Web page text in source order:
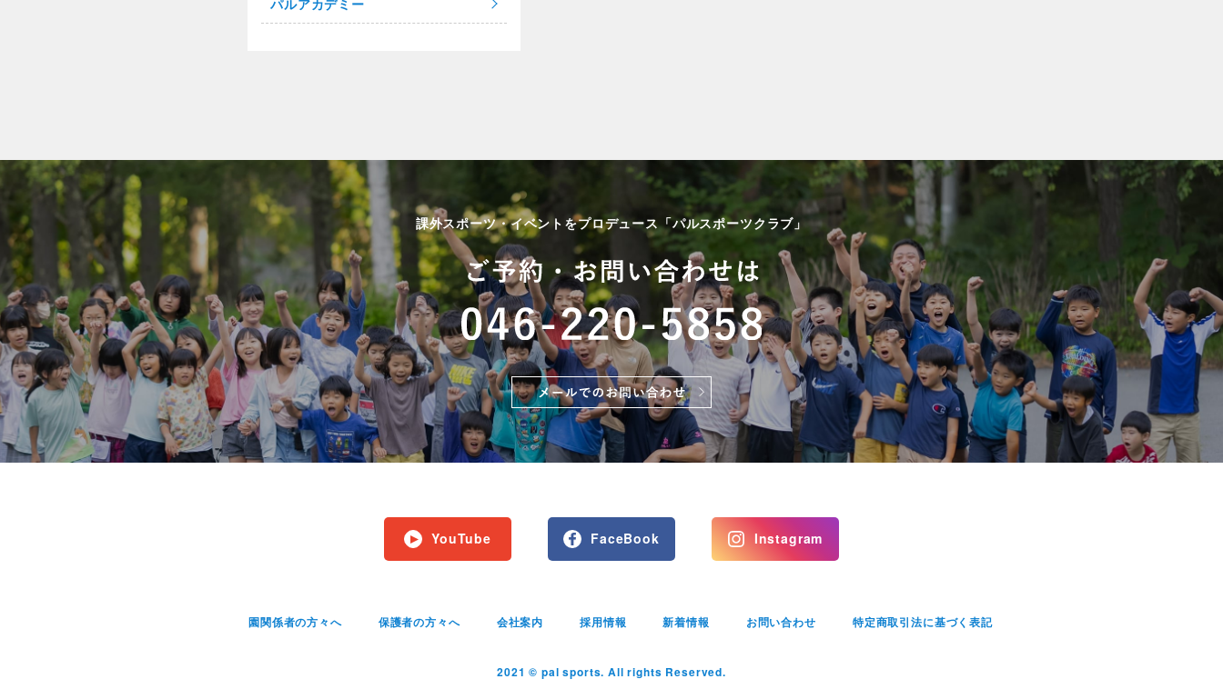
課外スポーツ・イベントをプロデュース「パルスポーツクラブ」
YouTube FaceBook Instagram
園関係者の方々へ 保護者の方々へ 会社案内 採用情報 新着情報 お問い合わせ 特定商取引法に基づく表記
2021 © pal sports. All rights Reserved.